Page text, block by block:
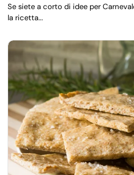
Se siete a corto di idee per
la ricetta...